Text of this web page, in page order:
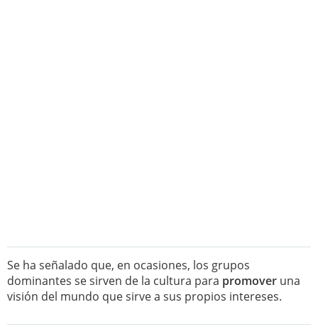
Se ha señalado que, en ocasiones, los grupos
dominantes se sirven de la cultura para promover una
visión del mundo que sirve a sus propios intereses.